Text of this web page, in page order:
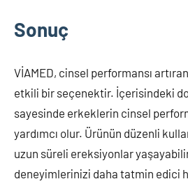
Sonuç
VİAMED, cinsel performansı
etkili bir seçenektir. İçerisindeki
sayesinde erkeklerin cinsel
yardımcı olur. Ürünün düzenli
uzun süreli ereksiyonlar
deneyimlerinizi daha tatmin edici